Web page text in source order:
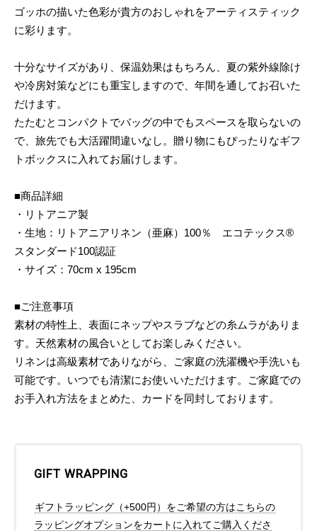
ゴッホの描いた色彩が貴方のおしゃれをアーティスティック
に彩ります。
十分なサイズがあり、保温効果はもちろん、夏の紫外線除け
や冷房対策などにも重宝しますので、年間を通してお召いた
だけます。
たたむとコンパクトでバッグの中でもスペースを取らないの
で、旅先でも大活躍間違いなし。贈り物にもぴったりなギフ
トボックスに入れてお届けします。
■商品詳細
・リトアニア製
・生地：リトアニアリネン（亜麻）100％ エコテックス®
スタンダード100認証
・サイズ：70cm x 195cm
■ご注意事項
素材の特性上、表面にネップやスラブなどの糸ムラがありま
す。天然素材の風合いとしてお楽しみください。
リネンは高級素材でありながら、ご家庭の洗濯機や手洗いも
可能です。いつでも清潔にお使いいただけます。ご家庭での
お手入れ方法をまとめた、カードを同封しております。
GIFT WRAPPING
ギフトラッピング（+500円）をご希望の方はこちらの
ラッピングオプションをカートに入れてご購入くださ